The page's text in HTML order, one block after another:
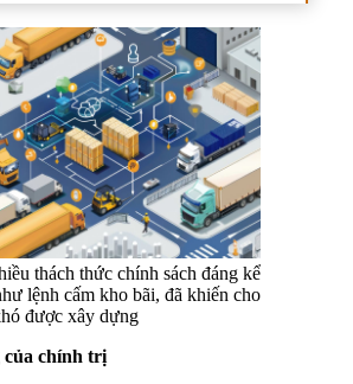
thách thức chính sách đáng kể
lệnh cấm kho bãi, đã khiến cho
được xây dựng
chính trị